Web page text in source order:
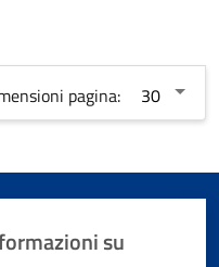
pagina:
su